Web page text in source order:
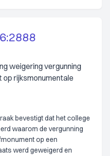
weigering vergunning
rijksmonumentale
bevestigt dat het college
waarom de vergunning
op een
werd geweigerd en